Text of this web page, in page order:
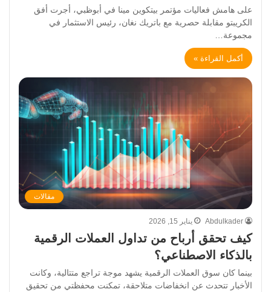
على هامش فعاليات مؤتمر بيتكوين مينا في أبوظبي، أجرت أفق
الكريبتو مقابلة حصرية مع باتريك نغان، رئيس الاستثمار في
مجموعة…
أكمل القراءة »
مقالات
Abdulkader يناير 15, 2026
كيف تحقق أرباح من تداول العملات الرقمية
بالذكاء الاصطناعي؟
بينما كان سوق العملات الرقمية يشهد موجة تراجع متتالية، وكانت
الأخبار تتحدث عن انخفاضات متلاحقة، تمكنت محفظتي من تحقيق